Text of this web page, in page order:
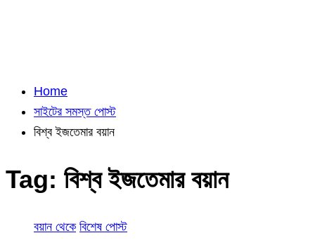
Home
সাইটের সমস্ত পোস্ট
বিশ্ব ইজতেমার বয়ান
Tag: বিশ্ব ইজতেমার বয়ান
বয়ান থেকে বিশেষ পোস্ট